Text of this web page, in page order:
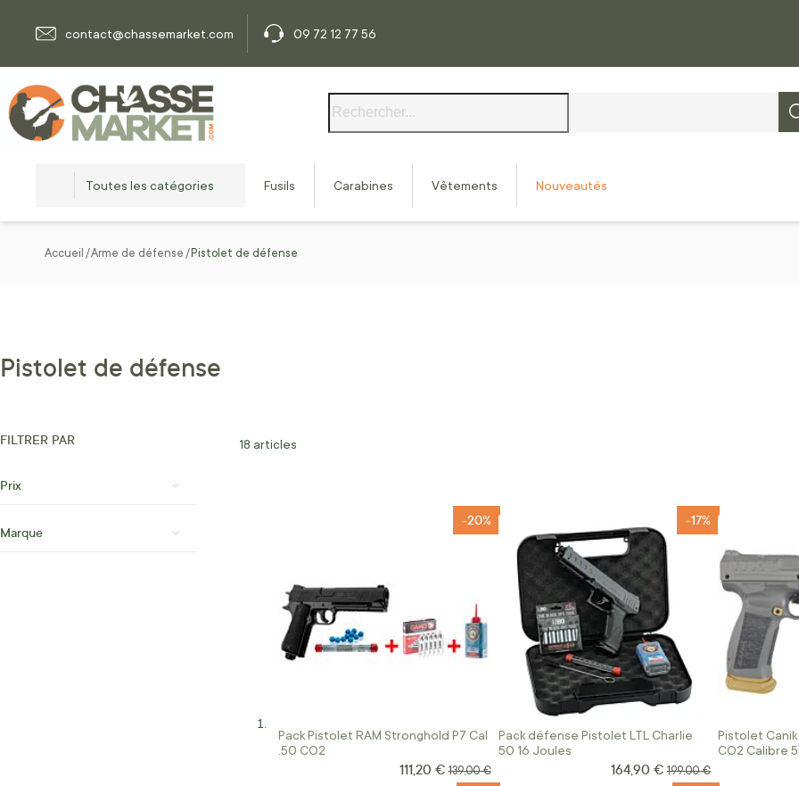
contact@chassemarket.com
09 72 12 77 56
Toutes les catégories Fusils Carabines Vêtements Nouveautés
Accueil Arme de défense Pistolet de défense
Pistolet de défense
FILTRER PAR
Prix
Marque
18 articles
Pack Pistolet RAM Stronghold P7 Cal
.50 CO2
-20%
Prix Spécial
111,20 € Prix normal
139,00 €
Pack défense Pistolet LTL Charlie
50 16 Joules
-17%
Prix Spécial
164,90 € Prix normal
199,00 €
Pistolet
CO2 Calibre